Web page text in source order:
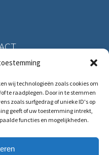
wij technologieën zoals cookies om
te raadplegen. Door in te stemmen
zoals surfgedrag of unieke ID's op
geeft of uw toestemming intrekt,
functies en mogelijkheden.